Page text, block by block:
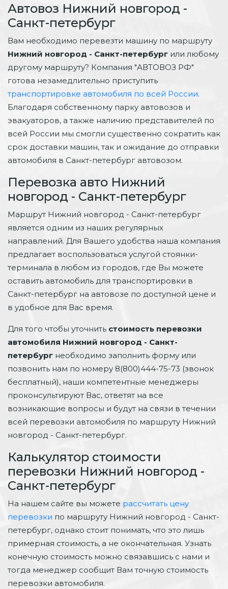
Автовоз Нижний новгород -
Санкт-петербург
Вам необходимо перевезти машину по маршруту
Нижний новгород - Санкт-петербург или любому
другому маршруту? Компания "АВТОВОЗ РФ"
готова незамедлительно приступить
транспортировке автомобиля по всей России.
Благодаря собственному парку автовозов и
эвакуаторов, а также наличию представителей по
всей России мы смогли существенно сократить как
срок доставки машин, так и ожидание до отправки
автомобиля в Санкт-петербург автовозом.
Перевозка авто Нижний
новгород - Санкт-петербург
Маршрут Нижний новгород - Санкт-петербург
является одним из наших регулярных
направлений. Для Вашего удобства наша компания
предлагает воспользоваться услугой стоянки-
терминала в любом из городов, где Вы можете
оставить автомобиль для транспортировки в
Санкт-петербург на автовозе по доступной цене и
в удобное для Вас время.
Для того чтобы уточнить стоимость перевозки
автомобиля Нижний новгород - Санкт-
петербург необходимо заполнить форму или
позвонить нам по номеру 8(800)444-75-73 (звонок
бесплатный), наши компетентные менеджеры
проконсультируют Вас, ответят на все
возникающие вопросы и будут на связи в течении
всей перевозки автомобиля по маршруту Нижний
новгород - Санкт-петербург.
Калькулятор стоимости
перевозки Нижний новгород -
Санкт-петербург
На нашем сайте вы можете рассчитать цену
перевозки по маршруту Нижний новгород - Санкт-
петербург, однако стоит понимать, что это лишь
примерная стоимость, а не окончательная. Узнать
конечную стоимость можно связавшись с нами и
тогда менеджер сообщит Вам точную стоимость
перевозки автомобиля.